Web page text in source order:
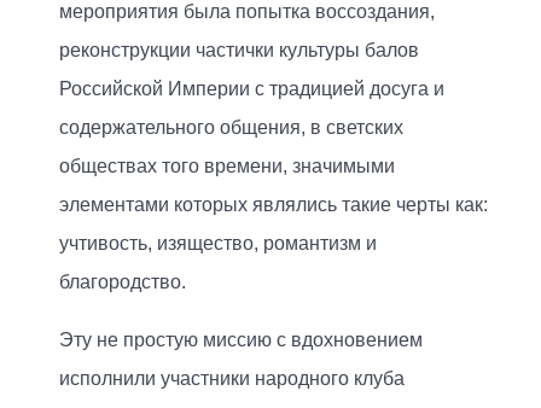
мероприятия была попытка воссоздания,
реконструкции частички культуры балов
Российской Империи с традицией досуга и
содержательного общения, в светских
обществах того времени, значимыми
элементами которых являлись такие черты как:
учтивость, изящество, романтизм и
благородство.
Эту не простую миссию с вдохновением
исполнили участники народного клуба